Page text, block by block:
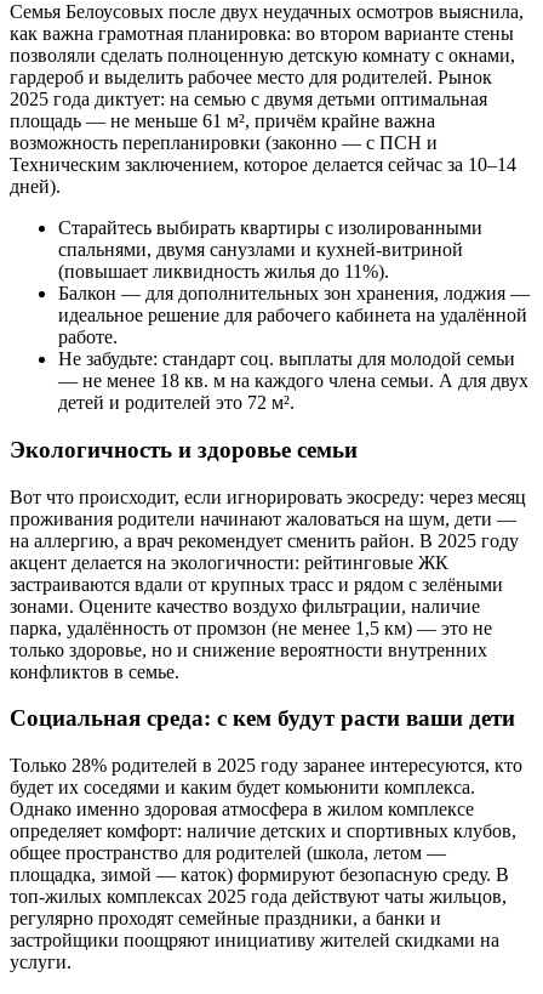
Семья Белоусовых после двух неудачных осмотров выяснила,
как важна грамотная планировка: во втором варианте стены
позволяли сделать полноценную детскую комнату с окнами,
гардероб и выделить рабочее место для родителей. Рынок
2025 года диктует: на семью с двумя детьми оптимальная
площадь — не меньше 61 м², причём крайне важна
возможность перепланировки (законно — с ПСН и
Техническим заключением, которое делается сейчас за 10–14
дней).
Старайтесь выбирать квартиры с изолированными
спальнями, двумя санузлами и кухней-витриной
(повышает ликвидность жилья до 11%).
Балкон — для дополнительных зон хранения, лоджия —
идеальное решение для рабочего кабинета на удалённой
работе.
Не забудьте: стандарт соц. выплаты для молодой семьи
— не менее 18 кв. м на каждого члена семьи. А для двух
детей и родителей это 72 м².
Экологичность и здоровье семьи
Вот что происходит, если игнорировать экосреду: через месяц
проживания родители начинают жаловаться на шум, дети —
на аллергию, а врач рекомендует сменить район. В 2025 году
акцент делается на экологичности: рейтинговые ЖК
застраиваются вдали от крупных трасс и рядом с зелёными
зонами. Оцените качество воздухо фильтрации, наличие
парка, удалённость от промзон (не менее 1,5 км) — это не
только здоровье, но и снижение вероятности внутренних
конфликтов в семье.
Социальная среда: с кем будут расти ваши дети
Только 28% родителей в 2025 году заранее интересуются, кто
будет их соседями и каким будет комьюнити комплекса.
Однако именно здоровая атмосфера в жилом комплексе
определяет комфорт: наличие детских и спортивных клубов,
общее пространство для родителей (школа, летом —
площадка, зимой — каток) формируют безопасную среду. В
топ-жилых комплексах 2025 года действуют чаты жильцов,
регулярно проходят семейные праздники, а банки и
застройщики поощряют инициативу жителей скидками на
услуги.